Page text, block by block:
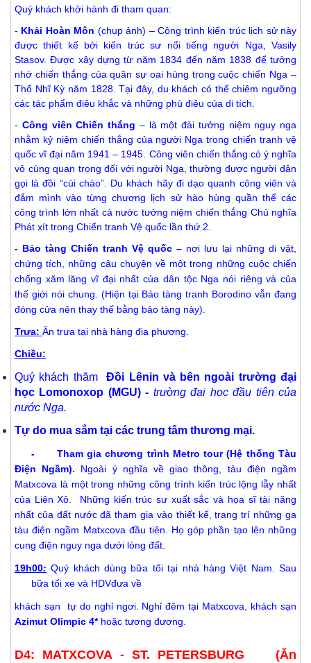
Quý khách khởi hành đi tham quan:
- Khải Hoàn Môn (chụp ảnh) – Công trình kiến trúc lịch sử này
được thiết kế bởi kiến trúc sư nổi tiếng người Nga, Vasily
Stasov. Được xây dựng từ năm 1834 đến năm 1838 để tưởng
nhớ chiến thắng của quân sự oai hùng trong cuộc chiến Nga –
Thổ Nhĩ Kỳ năm 1828. Tại đây, du khách có thể chiêm ngưỡng
các tác phẩm điêu khắc và những phù điêu của di tích.
- Công viên Chiến thắng – là một đài tưởng niệm nguy nga
nhằm kỷ niệm chiến thắng của người Nga trong chiến tranh vệ
quốc vĩ đại năm 1941 – 1945. Công viên chiến thắng có ý nghĩa
vô cùng quan trọng đối với người Nga, thường được người dân
gọi là đồi “cúi chào”. Du khách hãy đi dạo quanh công viên và
đắm mình vào từng chương lịch sử hào hùng quần thể các
công trình lớn nhất cả nước tưởng niệm chiến thắng Chủ nghĩa
Phát xít trong Chiến tranh Vệ quốc lần thứ 2.
- Bảo tàng Chiến tranh Vệ quốc – nơi lưu lại những di vật,
chứng tích, những câu chuyện về một trong những cuộc chiến
chống xăm lăng vĩ đại nhất của dân tộc Nga nói riêng và của
thế giới nói chung. (Hiện tại Bảo tàng tranh Borodino vẫn đang
đóng cửa nên thay thế bằng bảo tàng này).
Trưa: Ăn trưa tại nhà hàng địa phương.
Chiều:
Quý khách thămĐồi Lênin và bên ngoài trường đại
học Lomonoxop (MGU) - trường đại học đầu tiên của
nước Nga.
Tự do mua sắm tại các trung tâm thương mại.
- Tham gia chương trình Metro tour (Hệ thống Tàu
Điện Ngầm). Ngoài ý nghĩa về giao thông, tàu điện ngầm
Matxcova là một trong những công trình kiến ​​trúc lộng lẫy nhất
của Liên Xô. Những kiến trúc sư xuất sắc và họa sĩ tài năng
nhất của đất nước đã tham gia vào thiết kế, trang trí những ga
tàu điện ngầm Matxcova đầu tiên. Họ góp phần tạo lên những
cung điện nguy nga dưới lòng đất.
19h00: Quý khách dùng bữa tối tại nhà hàng Việt Nam. Sau
bữa tối xe và HDVđưa về
khách sạn tự do nghỉ ngơi. Nghỉ đêm tại Matxcova, khách sạn
Azimut Olimpic 4*hoặc tương đương.
D4: MATXCOVA - ST. PETERSBURG (Ăn